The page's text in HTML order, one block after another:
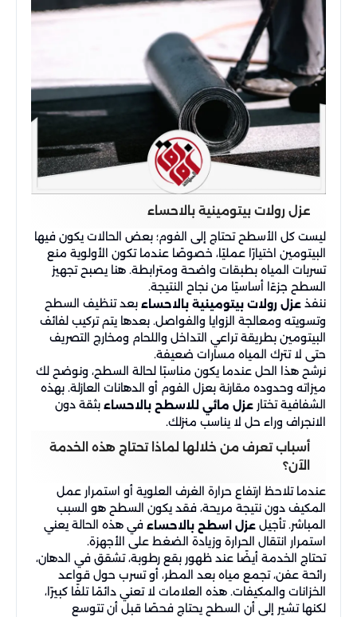
عزل رولات بيتومينية بالاحساء
ليست كل الأسطح تحتاج إلى الفوم؛ بعض الحالات يكون فيها
البيتومين اختيارًا عمليًا، خصوصًا عندما تكون الأولوية منع
تسربات المياه بطبقات واضحة ومترابطة. هنا يصبح تجهيز
السطح جزءًا أساسيًا من نجاح النتيجة.
ننفذ عزل رولات بيتومينية بالاحساء بعد تنظيف السطح
وتسويته ومعالجة الزوايا والفواصل. بعدها يتم تركيب لفائف
البيتومين بطريقة تراعي التداخل واللحام ومخارج التصريف
حتى لا تترك المياه مسارات ضعيفة.
نرشح هذا الحل عندما يكون مناسبًا لحالة السطح، ونوضح لك
ميزاته وحدوده مقارنة بعزل الفوم أو الدهانات العازلة. بهذه
الشفافية تختار عزل مائي للاسطح بالاحساء بثقة دون
الانجراف وراء حل لا يناسب منزلك.
أسباب تعرف من خلالها لماذا تحتاج هذه الخدمة
الآن؟
عندما تلاحظ ارتفاع حرارة الغرف العلوية أو استمرار عمل
المكيف دون نتيجة مريحة، فقد يكون السطح هو السبب
المباشر. تأجيل عزل اسطح بالاحساء في هذه الحالة يعني
استمرار انتقال الحرارة وزيادة الضغط على الأجهزة.
تحتاج الخدمة أيضًا عند ظهور بقع رطوبة، تشقق في الدهان،
رائحة عفن، تجمع مياه بعد المطر، أو تسرب حول قواعد
الخزانات والمكيفات. هذه العلامات لا تعني دائمًا تلفًا كبيرًا،
لكنها تشير إلى أن السطح يحتاج فحصًا قبل أن تتوسع